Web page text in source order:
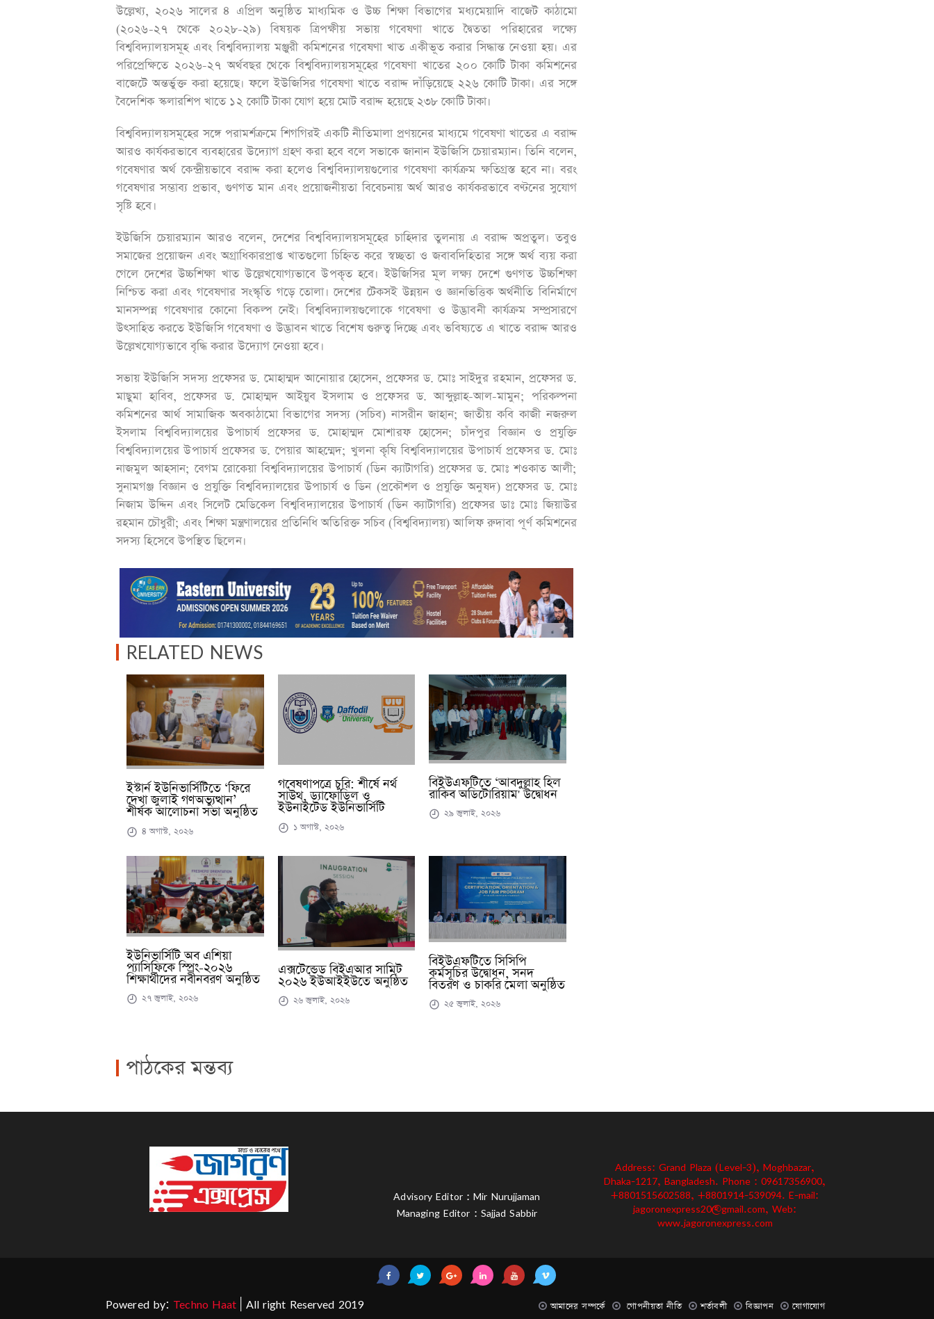
উল্লেখ্য, ২০২৬ সালের ৪ এপ্রিল অনুষ্ঠিত মাধ্যমিক ও উচ্চ শিক্ষা বিভাগের মধ্যমেয়াদি বাজেট কাঠামো
(২০২৬-২৭ থেকে ২০২৮-২৯) বিষয়ক ত্রিপক্ষীয় সভায় গবেষণা খাতে দ্বৈততা পরিহারের লক্ষ্যে
বিশ্ববিদ্যালয়সমূহ এবং বিশ্ববিদ্যালয় মঞ্জুরী কমিশনের গবেষণা খাত একীভূত করার সিদ্ধান্ত নেওয়া হয়। এর
পরিপ্রেক্ষিতে ২০২৬-২৭ অর্থবছর থেকে বিশ্ববিদ্যালয়সমূহের গবেষণা খাতের ২০০ কোটি টাকা কমিশনের
বাজেটে অন্তর্ভুক্ত করা হয়েছে। ফলে ইউজিসির গবেষণা খাতে বরাদ্দ দাঁড়িয়েছে ২২৬ কোটি টাকা। এর সঙ্গে
বৈদেশিক স্কলারশিপ খাতে ১২ কোটি টাকা যোগ হয়ে মোট বরাদ্দ হয়েছে ২৩৮ কোটি টাকা।
বিশ্ববিদ্যালয়সমূহের সঙ্গে পরামর্শক্রমে শিগগিরই একটি নীতিমালা প্রণয়নের মাধ্যমে গবেষণা খাতের এ বরাদ্দ
আরও কার্যকরভাবে ব্যবহারের উদ্যোগ গ্রহণ করা হবে বলে সভাকে জানান ইউজিসি চেয়ারম্যান। তিনি বলেন,
গবেষণার অর্থ কেন্দ্রীয়ভাবে বরাদ্দ করা হলেও বিশ্ববিদ্যালয়গুলোর গবেষণা কার্যক্রম ক্ষতিগ্রস্ত হবে না। বরং
গবেষণার সম্ভাব্য প্রভাব, গুণগত মান এবং প্রয়োজনীয়তা বিবেচনায় অর্থ আরও কার্যকরভাবে বণ্টনের সুযোগ
সৃষ্টি হবে।
ইউজিসি চেয়ারম্যান আরও বলেন, দেশের বিশ্ববিদ্যালয়সমূহের চাহিদার তুলনায় এ বরাদ্দ অপ্রতুল। তবুও
সমাজের প্রয়োজন এবং অগ্রাধিকারপ্রাপ্ত খাতগুলো চিহ্নিত করে স্বচ্ছতা ও জবাবদিহিতার সঙ্গে অর্থ ব্যয় করা
গেলে দেশের উচ্চশিক্ষা খাত উল্লেখযোগ্যভাবে উপকৃত হবে। ইউজিসির মূল লক্ষ্য দেশে গুণগত উচ্চশিক্ষা
নিশ্চিত করা এবং গবেষণার সংস্কৃতি গড়ে তোলা। দেশের টেকসই উন্নয়ন ও জ্ঞানভিত্তিক অর্থনীতি বিনির্মাণে
মানসম্পন্ন গবেষণার কোনো বিকল্প নেই। বিশ্ববিদ্যালয়গুলোকে গবেষণা ও উদ্ভাবনী কার্যক্রম সম্প্রসারণে
উৎসাহিত করতে ইউজিসি গবেষণা ও উদ্ভাবন খাতে বিশেষ গুরুত্ব দিচ্ছে এবং ভবিষ্যতে এ খাতে বরাদ্দ আরও
উল্লেখযোগ্যভাবে বৃদ্ধি করার উদ্যোগ নেওয়া হবে।
সভায় ইউজিসি সদস্য প্রফেসর ড. মোহাম্মদ আনোয়ার হোসেন, প্রফেসর ড. মোঃ সাইদুর রহমান, প্রফেসর ড.
মাছুমা হাবিব, প্রফেসর ড. মোহাম্মদ আইয়ুব ইসলাম ও প্রফেসর ড. আব্দুল্লাহ-আল-মামুন; পরিকল্পনা
কমিশনের আর্থ সামাজিক অবকাঠামো বিভাগের সদস্য (সচিব) নাসরীন জাহান; জাতীয় কবি কাজী নজরুল
ইসলাম বিশ্ববিদ্যালয়ের উপাচার্য প্রফেসর ড. মোহাম্মদ মোশারফ হোসেন; চাঁদপুর বিজ্ঞান ও প্রযুক্তি
বিশ্ববিদ্যালয়ের উপাচার্য প্রফেসর ড. পেয়ার আহম্মেদ; খুলনা কৃষি বিশ্ববিদ্যালয়ের উপাচার্য প্রফেসর ড. মোঃ
নাজমুল আহসান; বেগম রোকেয়া বিশ্ববিদ্যালয়ের উপাচার্য (ডিন ক্যাটাগরি) প্রফেসর ড. মোঃ শওকাত আলী;
সুনামগঞ্জ বিজ্ঞান ও প্রযুক্তি বিশ্ববিদ্যালয়ের উপাচার্য ও ডিন (প্রকৌশল ও প্রযুক্তি অনুষদ) প্রফেসর ড. মোঃ
নিজাম উদ্দিন এবং সিলেট মেডিকেল বিশ্ববিদ্যালয়ের উপাচার্য (ডিন ক্যাটাগরি) প্রফেসর ডাঃ মোঃ জিয়াউর
রহমান চৌধুরী; এবং শিক্ষা মন্ত্রণালয়ের প্রতিনিধি অতিরিক্ত সচিব (বিশ্ববিদ্যালয়) আলিফ রুদাবা পূর্ণ কমিশনের
সদস্য হিসেবে উপস্থিত ছিলেন।
RELATED NEWS
ইস্টার্ন ইউনিভার্সিটিতে ‘ফিরে
দেখা জুলাই গণঅভ্যুত্থান’
শীর্ষক আলোচনা সভা অনুষ্ঠিত
৪ অগাস্ট, ২০২৬
গবেষণাপত্রে চুরি: শীর্ষে নর্থ
সাউথ, ড্যাফোডিল ও
ইউনাইটেড ইউনিভার্সিটি
১ অগাস্ট, ২০২৬
বিইউএফটিতে ‘আবদুল্লাহ হিল
রাকিব অডিটোরিয়াম' উদ্বোধন
২৯ জুলাই, ২০২৬
ইউনিভার্সিটি অব এশিয়া
প্যাসিফিকে স্প্রিং-২০২৬
শিক্ষার্থীদের নবীনবরণ অনুষ্ঠিত
২৭ জুলাই, ২০২৬
এক্সটেন্ডেড বিইএআর সামিট
২০২৬ ইউআইইউতে অনুষ্ঠিত
২৬ জুলাই, ২০২৬
বিইউএফটিতে সিসিপি
কর্মসূচির উদ্বোধন, সনদ
বিতরণ ও চাকরি মেলা অনুষ্ঠিত
২৫ জুলাই, ২০২৬
পাঠকের মন্তব্য
Advisory Editor : Mir Nurujjaman
Managing Editor : Sajjad Sabbir
Address: Grand Plaza (Level-3), Moghbazar,
Dhaka-1217, Bangladesh. Phone : 09617356900,
+8801515602588, +8801914-539094. E-mail:
jagoronexpress20@gmail.com, Web:
www.jagoronexpress.com
Powered by: Techno Haat | All right Reserved 2019 আমাদের সম্পর্কে গোপনীয়তা নীতি শর্তাবলী বিজ্ঞাপন যোগাযোগ